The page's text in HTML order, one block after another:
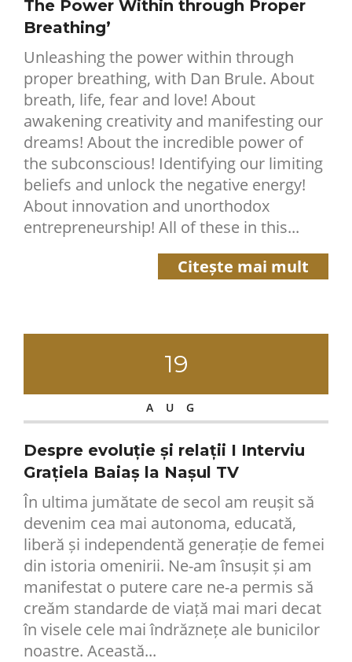
The Power Within through Proper
Breathing’
Unleashing the power within through
proper breathing, with Dan Brule. About
breath, life, fear and love! About
awakening creativity and manifesting our
dreams! About the incredible power of
the subconscious! Identifying our limiting
beliefs and unlock the negative energy!
About innovation and unorthodox
entrepreneurship! All of these in this...
Citește mai mult
19
AUG
Despre evoluție și relații I Interviu
Grațiela Baiaș la Nașul TV
În ultima jumătate de secol am reușit să
devenim cea mai autonoma, educată,
liberă și independentă generație de femei
din istoria omenirii. Ne-am însușit și am
manifestat o putere care ne-a permis să
creăm standarde de viață mai mari decat
în visele cele mai îndrăznețe ale bunicilor
noastre. Această...